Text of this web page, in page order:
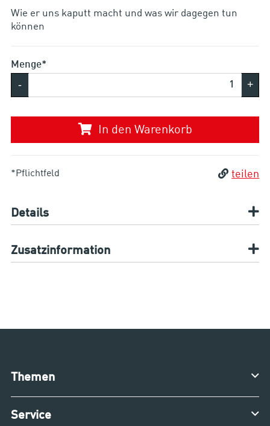
Wie er uns kaputt macht und was wir dagegen tun
können
Menge*
- +
In den Warenkorb
*Pflichtfeld teilen
Details
Zusatzinformation
Themen
Service